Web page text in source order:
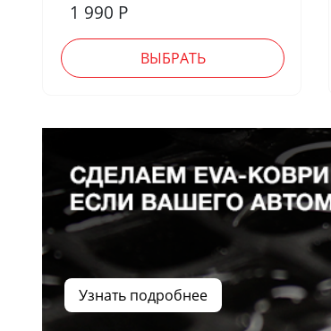
1 990 Р
ВЫБРАТЬ
Узнать подробнее